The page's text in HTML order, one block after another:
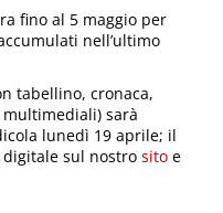
fino al 5 maggio per
nell’ultimo
tabellino, cronaca,
sarà
lunedì 19 aprile; il
digitale sul nostrosito e